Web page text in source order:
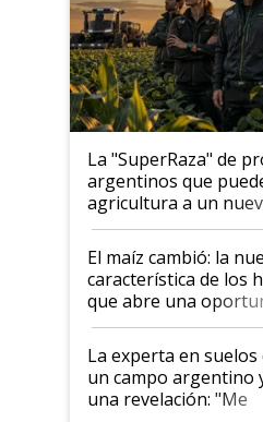
La "SuperRaza" de
argentinos que
agricultura a un
posibilidades de
infinitas"
El maíz cambió: la
característica de los
que abre una
el lote
La experta en
un campo argentino
una revelación: "Me